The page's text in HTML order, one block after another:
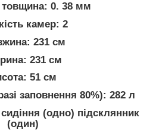
товщина: 0. 38 мм
камер: 2
231 см
231 см
51 см
заповнення 80%): 282 л
(одно) підсклянник
(один)